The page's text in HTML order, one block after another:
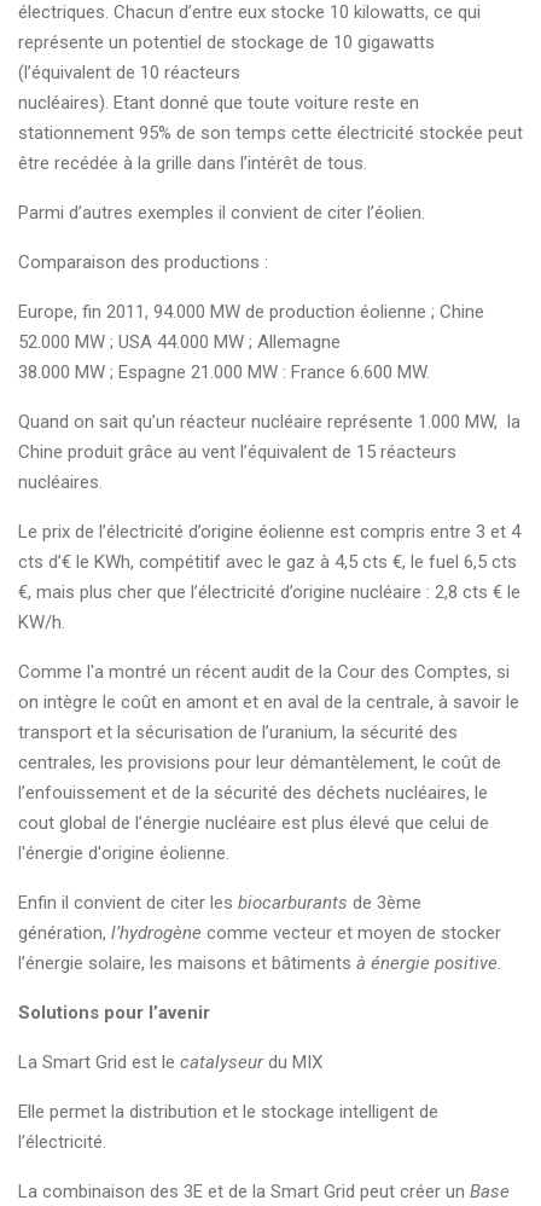
électriques. Chacun d’entre eux stocke 10 kilowatts, ce qui
représente un potentiel de stockage de 10 gigawatts
(l’équivalent de 10 réacteurs
nucléaires). Etant donné que toute voiture reste en
stationnement 95% de son temps cette électricité stockée peut
être recédée à la grille dans l’intérêt de tous.
Parmi d’autres exemples il convient de citer l’éolien.
Comparaison des productions :
Europe, fin 2011, 94.000 MW de production éolienne ; Chine
52.000 MW ; USA 44.000 MW ; Allemagne
38.000 MW ; Espagne 21.000 MW : France 6.600 MW.
Quand on sait qu’un réacteur nucléaire représente 1.000 MW, la
Chine produit grâce au vent l’équivalent de 15 réacteurs
nucléaires.
Le prix de l’électricité d’origine éolienne est compris entre 3 et 4
cts d’€ le KWh, compétitif avec le gaz à 4,5 cts €, le fuel 6,5 cts
€, mais plus cher que l’électricité d’origine nucléaire : 2,8 cts € le
KW/h.
Comme l'a montré un récent audit de la Cour des Comptes, si
on intègre le coût en amont et en aval de la centrale, à savoir le
transport et la sécurisation de l’uranium, la sécurité des
centrales, les provisions pour leur démantèlement, le coût de
l’enfouissement et de la sécurité des déchets nucléaires, le
cout global de l’énergie nucléaire est plus élevé que celui de
l'énergie d'origine éolienne.
Enfin il convient de citer les biocarburants de 3ème
génération, l’hydrogène comme vecteur et moyen de stocker
l’énergie solaire, les maisons et bâtiments à énergie positive.
Solutions pour l’avenir
La Smart Grid est le catalyseurdu MIX
Elle permet la distribution et le stockage intelligent de
l’électricité.
La combinaison des 3E et de la Smart Grid peut créer un Base